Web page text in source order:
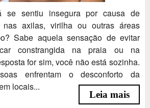
se sentiu insegura por causa de
nas axilas, virilha ou outras áreas
Sabe aquela sensação de evitar
constrangida na praia ou na
for sim, você não está sozinha.
enfrentam o desconforto da
locais...
Leia mais